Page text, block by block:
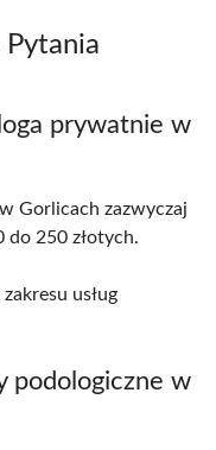
Pytania
prywatnie w
Gorlicach zazwyczaj
do 250 złotych.
usług
podologiczne w